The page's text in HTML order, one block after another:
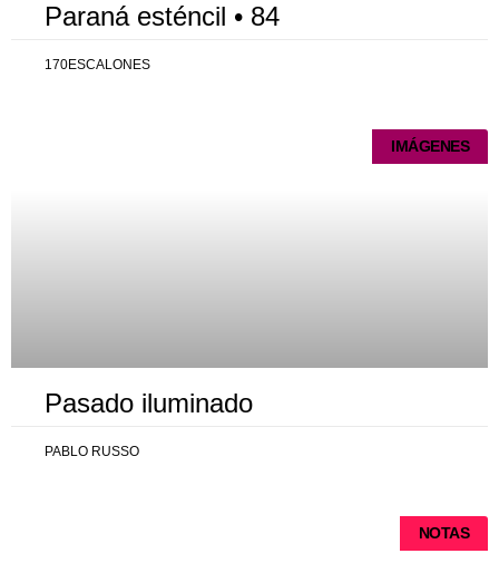
Paraná esténcil • 84
170ESCALONES
IMÁGENES
Pasado iluminado
PABLO RUSSO
NOTAS